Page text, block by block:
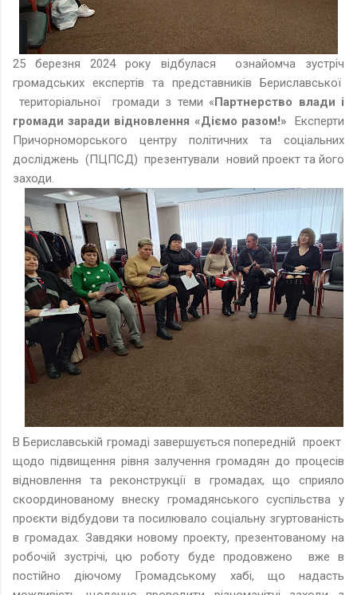
25 березня 2024 року відбулася ознайомча зустріч
громадських експертів та представників Бериславської
територіальної громади з теми «Партнерство влади і
громади заради відновлення «Діємо разом!» Експерти
Причорноморського центру політичних та соціальних
досліджень (ПЦПСД) презентували новий проект та його
заходи.
В Бериславській громаді завершується попередній проект
щодо підвищення рівня залучення громадян до процесів
відновлення та реконструкції в громадах, що сприяло
скоординованому внеску громадянського суспільства у
проєкти відбудови та посилювало соціальну згуртованість
в громадах. Завдяки новому проекту, презентованому на
робочій зустрічі, цю роботу буде продовжено вже в
постійно діючому Громадському хабі, що надасть